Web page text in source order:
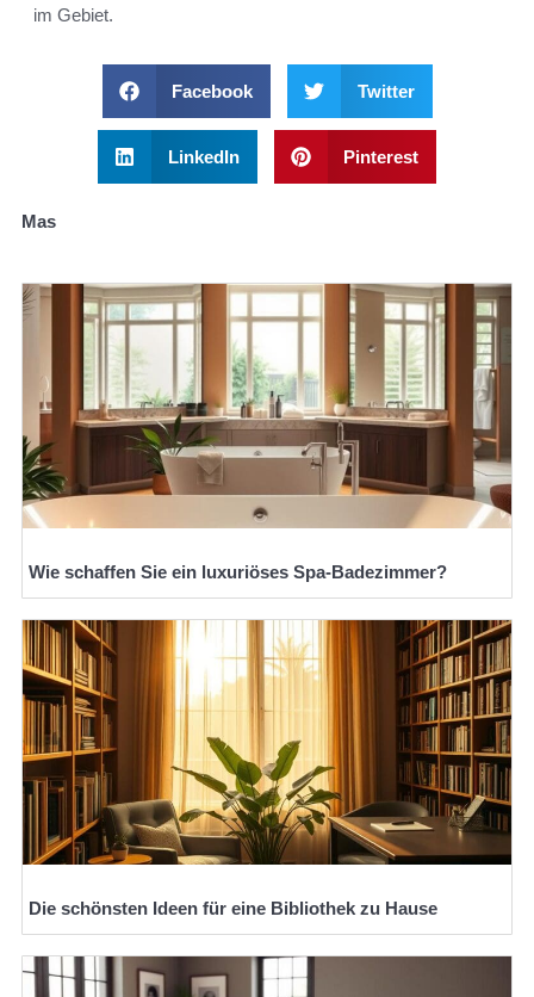
im Gebiet.
Facebook Twitter
LinkedIn Pinterest
Mas
Wie schaffen Sie ein luxuriöses Spa-Badezimmer?
Die schönsten Ideen für eine Bibliothek zu Hause